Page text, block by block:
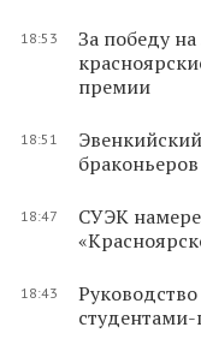
18:53
За победу
премии
18:51
браконьеров
18:47
СУЭК
18:43